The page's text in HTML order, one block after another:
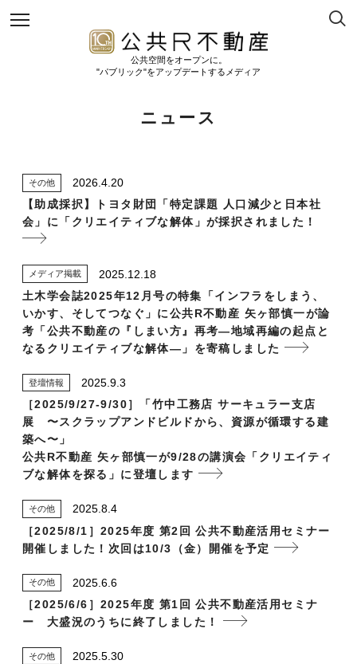
公共空間をオープンに。
"パブリック"をアップデートするメディア
ニュース
その他
2026.4.20
【助成採択】トヨタ財団「特定課題 人口減少と日本社
会」に「クリエイティブな解体」が採択されました！
メディア掲載
2025.12.18
土木学会誌2025年12月号の特集「インフラをしまう、
いかす、そしてつなぐ」に公共R不動産 矢ヶ部慎一が論
考「公共不動産の『しまい方』再考—地域再編の起点と
なるクリエイティブな解体—」を寄稿しました
登壇情報
2025.9.3
［2025/9/27-9/30］「竹中工務店 サーキュラー支店
展 〜スクラップアンドビルドから、資源が循環する建
築へ〜」
公共R不動産 矢ヶ部慎一が9/28の講演会「クリエイティ
ブな解体を探る」に登壇します
その他
2025.8.4
［2025/8/1］2025年度 第2回 公共不動産活用セミナー
開催しました！次回は10/3（金）開催を予定
その他
2025.6.6
［2025/6/6］2025年度 第1回 公共不動産活用セミナ
ー 大盛況のうちに終了しました！
その他
2025.5.30